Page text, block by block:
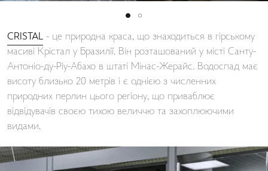
CRISTAL - це природна краса, що знаходиться в гірському
масиві Крістал у Бразилії. Він розташований у місті Санту-
Антоніо-ду-Ріу-Абахо в штаті Мінас-Жерайс. Водоспад має
висоту близько 20 метрів і є однією з численних
природних перлин цього регіону, що приваблює
відвідувачів своєю тихою величчю та захоплюючими
видами.